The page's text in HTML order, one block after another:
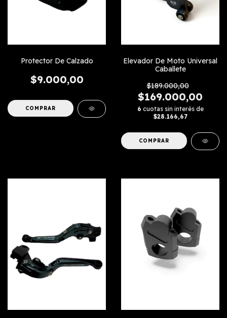
Protector De Calzado
$9.000,00
Elevador De Moto Universal
Caballete
$189.000,00
$169.000,00
6 cuotas sin interés de
$28.166,67
COMPRAR